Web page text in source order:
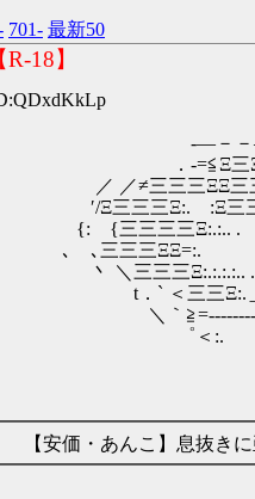
701- 最新50
18】
-
.
三三Ξ＝
三三三
. . . .:.:Ξ
..:.:Ξ三
... ...:
..＞
‐=≦
＞
に亜種聖杯戦